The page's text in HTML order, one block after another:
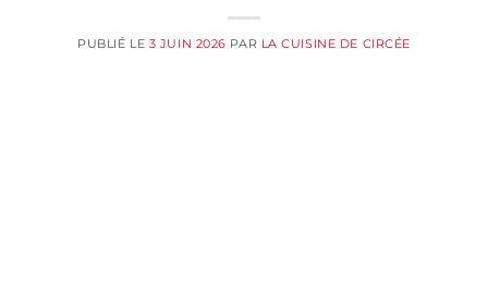
PUBLIÉ LE 3 JUIN 2026 PAR LA CUISINE DE CIRCÉE